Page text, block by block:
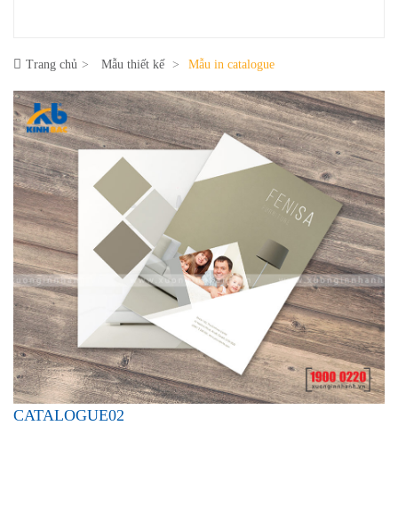
Trang chủ Mẫu thiết kế Mẫu in catalogue
CATALOGUE02